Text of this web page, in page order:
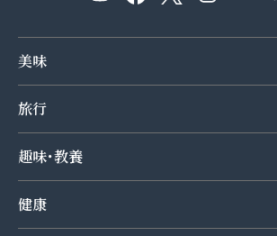
美味
旅行
趣味･教養
健康